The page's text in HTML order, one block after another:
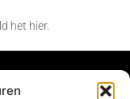
het hier.